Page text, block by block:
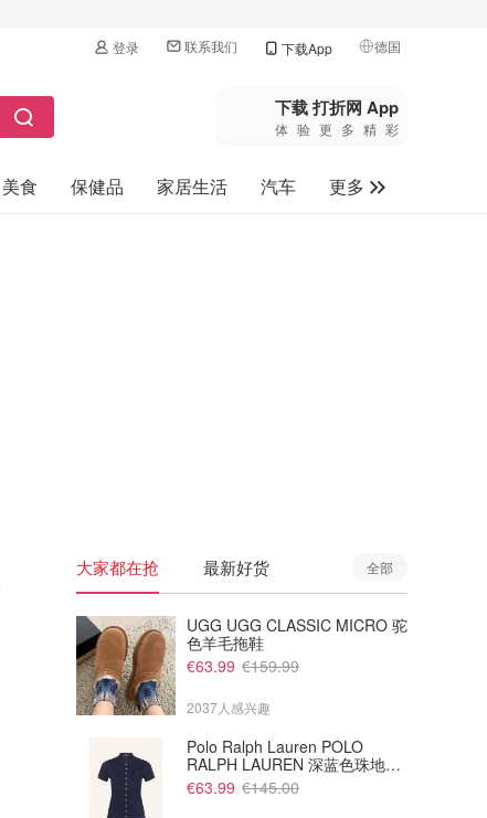
登录 联系我们 下载App 德国
🇺🇸美国
🇨🇳中国
🇨🇦加拿大
下载 打折网 App
体验更多精彩
美食 保健品 家居生活 汽车
更多
大家都在抢 最新好货 全部
UGG UGG CLASSIC MICRO 驼
色羊毛拖鞋
€63.99 €159.99
2037人感兴趣
Polo Ralph Lauren POLO
RALPH LAUREN 深蓝色珠地布
Polo衫
€63.99 €145.00